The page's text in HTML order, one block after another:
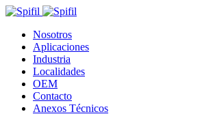
Nosotros
Aplicaciones
Industria
Localidades
OEM
Contacto
Anexos Técnicos